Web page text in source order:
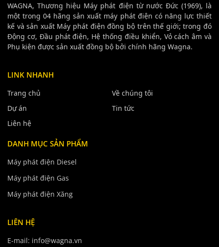
WAGNA, Thương hiệu Máy phát điện từ nước Đức (1969), là
một trong 04 hãng sản xuất máy phát điện có năng lực thiết
kế và sản xuất Máy phát điện đồng bộ trên thế giới; trong đó
Động cơ, Đầu phát điện, Hệ thống điều khiển, Vỏ cách âm và
Phụ kiện được sản xuất đồng bộ bởi chính hãng Wagna.
LINK NHANH
Trang chủ
Về chúng tôi
Dự án
Tin tức
Liên hệ
DANH MỤC SẢN PHẨM
Máy phát điện Diesel
Máy phát điện Gas
Máy phát điện Xăng
LIÊN HỆ
E-mail: info@wagna.vn